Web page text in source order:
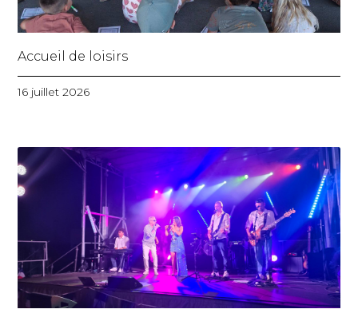
Accueil de loisirs
16 juillet 2026